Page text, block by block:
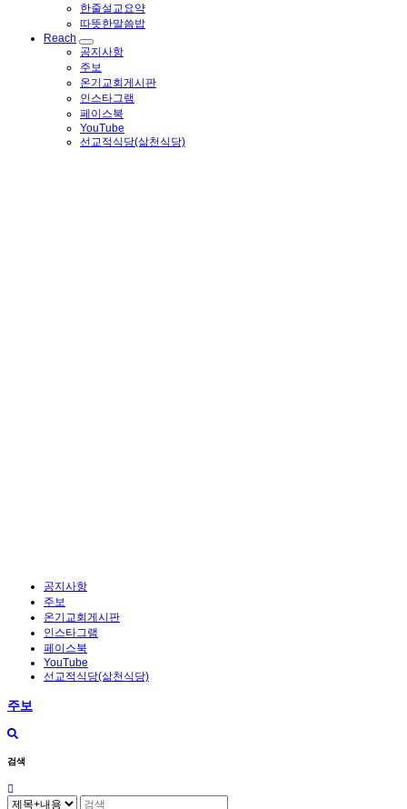
한줄설교요약
따뜻한말씀밥
Reach
공지사항
주보
온기교회게시판
인스타그램
페이스북
YouTube
선교적식당(삶천식당)
공지사항
주보
온기교회게시판
인스타그램
페이스북
YouTube
선교적식당(삶천식당)
주보
검색